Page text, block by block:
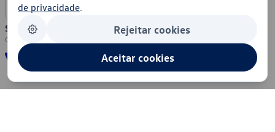
Segurança
de privacidade.
Rejeitar cookies
Aceitar cookies